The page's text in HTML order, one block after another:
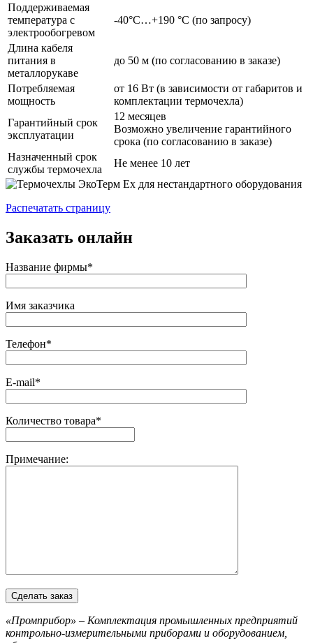
Поддерживаемая
температура с
электрообогревом
-40°С…+190 °С (по запросу)
Длина кабеля
питания в
металлорукаве
до 50 м (по согласованию в заказе)
Потребляемая
мощность
от 16 Вт (в зависимости от габаритов и
комплектации термочехла)
Гарантийный срок
эксплуатации
12 месяцев
Возможно увеличение гарантийного
срока (по согласованию в заказе)
Назначенный срок
службы термочехла
Не менее 10 лет
Распечатать страницу
Заказать онлайн
Название фирмы*
Имя заказчика
Телефон*
E-mail*
Количество товара*
Примечание:
«Промприбор» – Комплектация промышленных предприятий
контрольно-измерительными приборами и оборудованием,